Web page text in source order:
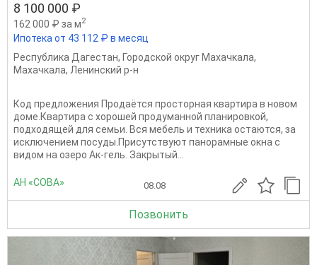
8 100 000 ₽
162 000 ₽ за м2
Ипотека от 43 112 ₽ в месяц
Республика Дагестан, Городской округ Махачкала,
Махачкала, Ленинский р-н
Код предложения Продаётся просторная квартира в новом
доме.Квартира с хорошей продуманной планировкой,
подходящей для семьи. Вся мебель и техника остаются, за
исключением посуды.Присутствуют панорамные окна с
видом на озеро Ак-гель. Закрытый...
АН «СОВА» 08.08
Позвонить